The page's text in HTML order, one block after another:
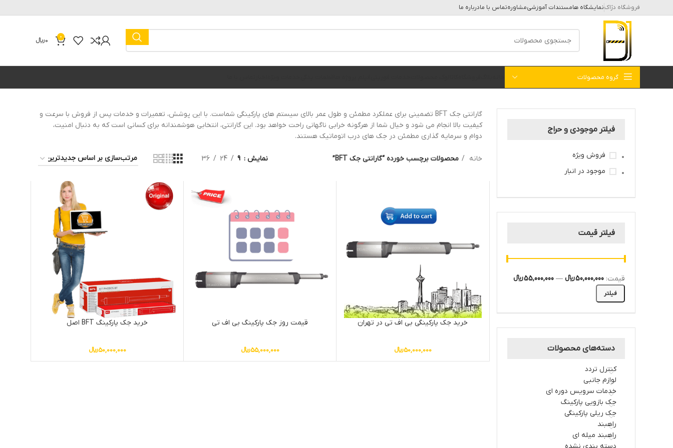
فروشگاه دژاکنمایشگاه هامستندات آموزشیمشاورهتماس با مادرباره ما
0
0﷼
گروه محصولات
فیلتر موجودی و حراج
فروش ویژه
موجود در انبار
فیلتر قیمت
فیلتر
قیمت: 50,000,000 ﷼ — 55,000,000 ﷼
دسته‌های محصولات
کنترل تردد
لوازم جانبی
خدمات سرویس دوره ای
جک بازویی پارکینگ
جک ریلی پارکینگی
راهبند
راهبند میله ای
گارانتی جک BFT تضمینی برای عملکرد مطمئن و طول عمر بالای سیستم های پارکینگی شماست. با این پوشش، تعمیرات و خدمات پس از فروش با سرعت و
کیفیت بالا انجام می شود و خیال شما از هرگونه خرابی ناگهانی راحت خواهد بود. این گارانتی، انتخابی هوشمندانه برای کسانی است که به دنبال امنیت،
دوام و سرمایه گذاری مطمئن در جک های درب اتوماتیک هستند.
خانه محصولات برچسب خورده “گارانتی جک BFT” نمایش 9
24
36
خرید جک پارکینگی بی اف تی در تهران
50,000,000﷼
قیمت روز جک پارکینگ بی اف تی
55,000,000﷼
خرید جک پارکینگ BFT اصل
50,000,000﷼